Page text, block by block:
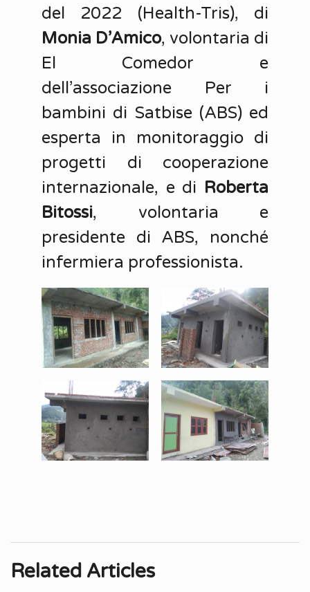
del 2022 (Health-Tris), di
Monia D’Amico, volontaria di
El Comedor e
dell’associazione Per i
bambini di Satbise (ABS) ed
esperta in monitoraggio di
progetti di cooperazione
internazionale, e di Roberta
Bitossi, volontaria e
presidente di ABS, nonché
infermiera professionista.
Related Articles